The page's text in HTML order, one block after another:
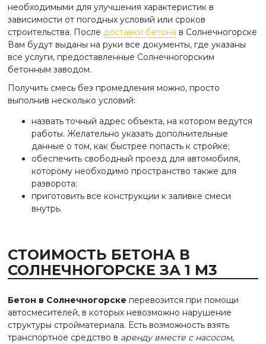
необходимыми для улучшения характеристик в
зависимости от погодных условий или сроков
строительства. После доставки бетона в Солнечногорске
Вам будут выданы на руки все документы, где указаны
все услуги, предоставленные Солнечногорским
бетонным заводом.
Получить смесь без промедления можно, просто
выполнив несколько условий:
назвать точный адрес объекта, на котором ведутся
работы. Желательно указать дополнительные
данные о том, как быстрее попасть к стройке;
обеспечить свободный проезд для автомобиля,
которому необходимо пространство также для
разворота;
приготовить все конструкции к заливке смеси
внутрь.
СТОИМОСТЬ БЕТОНА В
СОЛНЕЧНОГОРСКЕ ЗА 1 М3
Бетон в Солнечногорске перевозится при помощи
автосмесителей, в которых невозможно нарушение
структуры стройматериала. Есть возможность взять
транспортное средство в аренду вместе с насосом,